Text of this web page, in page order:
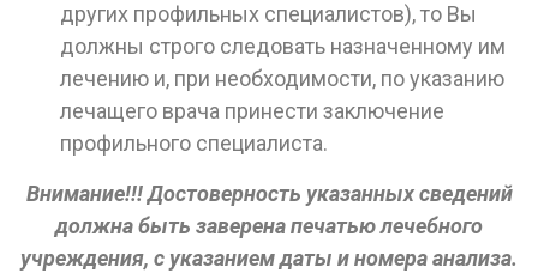
других профильных специалистов), то Вы
должны строго следовать назначенному им
лечению и, при необходимости, по указанию
лечащего врача принести заключение
профильного специалиста.
Внимание!!! Достоверность указанных сведений
должна быть заверена печатью лечебного
учреждения, с указанием даты и номера анализа.